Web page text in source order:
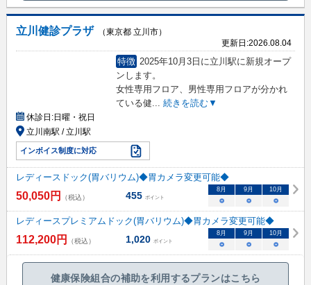
立川健診プラザ
（東京都 立川市）
更新日:2026.08.04
特徴 2025年10月3日に立川駅に新規オープ
ンします。
女性専用フロア、男性専用フロアが分かれ
ている健... 続きを読む▼
休診日:日曜・祝日
立川南駅 / 立川駅
インボイス制度に対応
レディースドック(胃バリウム)◆胃カメラ変更可能◆
50,050円 （税込） 455 ポイント
8月 9月 10月
○ ○ ○
レディースプレミアムドック(胃バリウム)◆胃カメラ変更可能◆
112,200円 （税込） 1,020 ポイント
8月 9月 10月
○ ○ ○
健康保険組合の補助を利用するプランはこちら